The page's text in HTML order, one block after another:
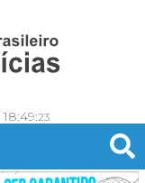
18:49:24